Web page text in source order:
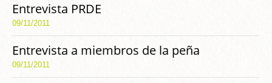
Entrevista PRDE
09/11/2011
Entrevista a miembros de la peña
09/11/2011